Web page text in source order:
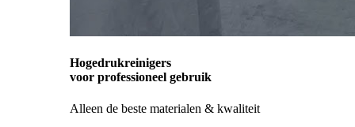
Hogedrukreinigers
voor professioneel gebruik
Alleen de beste materialen & kwaliteit